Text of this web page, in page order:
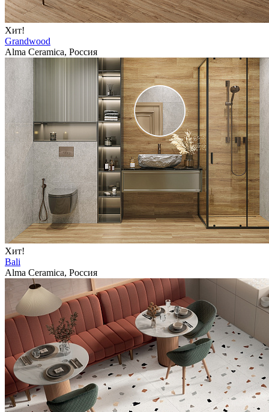
Хит!
Grandwood
Alma Ceramica, Россия
Хит!
Bali
Alma Ceramica, Россия